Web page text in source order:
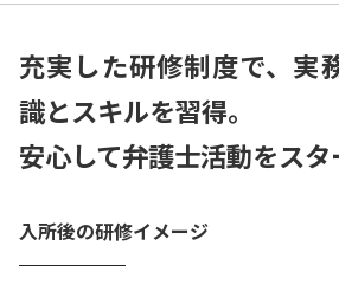
充実した研修制度で、実
識とスキルを習得。
安心して弁護士活動をスタ
入所後の研修イメージ